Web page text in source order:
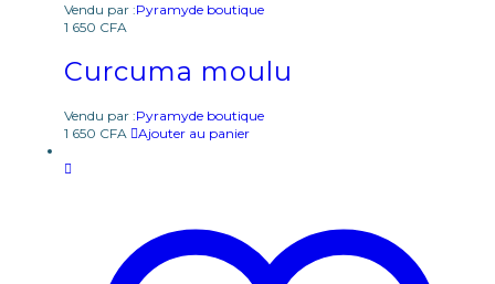
Vendu par :Pyramyde boutique
1 650 CFA
Curcuma moulu
Vendu par :Pyramyde boutique
1 650 CFA Ajouter au panier